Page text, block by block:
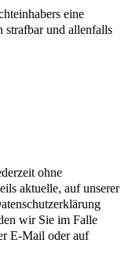
eine
strafbar und allenfalls
ohne
aktuelle, auf unserer
wir Sie im Falle
E-Mail oder auf